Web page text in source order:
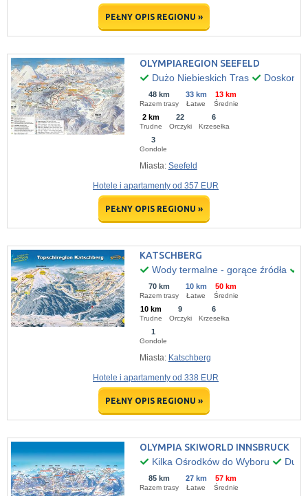
PEŁNY OPIS REGIONU »
OLYMPIAREGION SEEFELD
Dużo Niebieskich Tras
48 km
Razem trasy
33 km
Łatwe
13 km
Średnie
2 km
Trudne
22
Orczyki
6
Krzesełka
3
Gondole
Miasta: Seefeld
Hotele i apartamenty od 357 EUR
PEŁNY OPIS REGIONU »
KATSCHBERG
Wody termalne - gorące źródła
70 km
Razem trasy
10 km
Łatwe
50 km
Średnie
10 km
Trudne
9
Orczyki
6
Krzesełka
1
Gondole
Miasta: Katschberg
Hotele i apartamenty od 338 EUR
PEŁNY OPIS REGIONU »
OLYMPIA SKIWORLD INNSBRUCK
Kilka Ośrodków do Wyboru
Dużo
85 km
Razem trasy
27 km
Łatwe
57 km
Średnie